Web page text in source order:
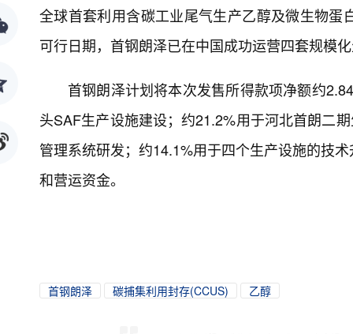
全球首套利用含碳工业尾气生产乙醇及微生物
可行日期，首钢朗泽已在中国成功运营四套规模
首钢朗泽计划将本次发售所得款项净额约
头SAF生产设施建设；约21.2%用于河北首朗二
管理系统研发；约14.1%用于四个生产设施的技
和营运资金。
首钢朗泽 碳捕集利用封存(CCUS) 乙醇